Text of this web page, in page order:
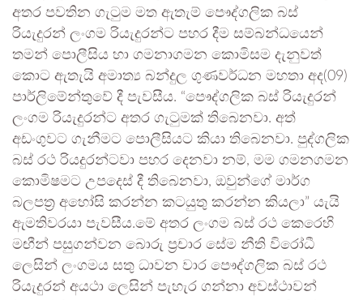
අතර පවතින ගැටුම මත ඇතැම් පෞද්ගලික බස්
රියැදුරන් ලංගම රියැදුරන්ට පහර දීම සම්බන්ධයෙන්
තමන් පොලීසිය හා ගමනාගමන කොමිසම දැනුවත්
කොට ඇතැයි අමාත්‍ය බන්දුල ගුණවර්ධන මහතා අද(09)
පාර්ලිමේන්තුවේ දී පැවසීය. “පෞද්ගලික බස් රියැදුරන්
ලංගම රියැදුරන්ට අතර ගැටුමක් තිබෙනවා. අත්
අඩංගුවට ගැනීමට පොලීසියට කියා තිබෙනවා. පුද්ගලික
බස් රථ රියදුරන්ටවා පහර දෙනවා නම්, මම ගමනගමන
කොමිෂමට උපදෙස් දී තිබෙනවා, ඔවුන්ගේ මාර්ග
බලපත්‍ර අහෝසි කරන්න කටයුතු කරන්න කියලා” යැයි
ඇමතිවරයා පැවසීය.මේ අතර ලංගම බස් රථ කෙරෙහි
මඟීන් පසුගන්වන බොරු ප්‍රචාර සේම නීති විරෝධී
ලෙසින් ලංගමය සතු ධාවන වාර පෞද්ගලික බස් රථ
රියැදුරන් අයථා ලෙසින් පැහැර ගන්නා අවස්ථාවන්